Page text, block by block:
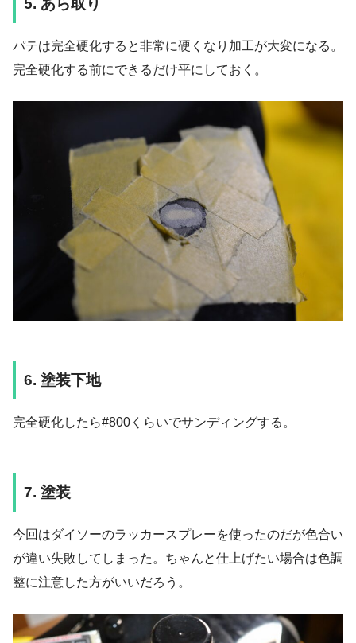
5. あら取り
パテは完全硬化すると非常に硬くなり加工が大変になる。
完全硬化する前にできるだけ平にしておく。
6. 塗装下地
完全硬化したら#800くらいでサンディングする。
7. 塗装
今回はダイソーのラッカースプレーを使ったのだが色合い
が違い失敗してしまった。ちゃんと仕上げたい場合は色調
整に注意した方がいいだろう。